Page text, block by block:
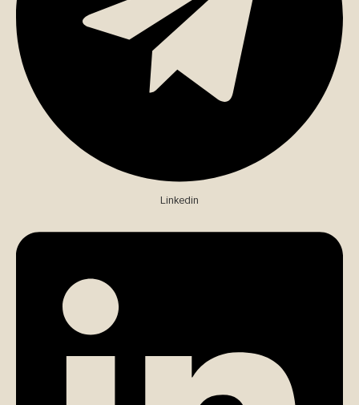
Linkedin